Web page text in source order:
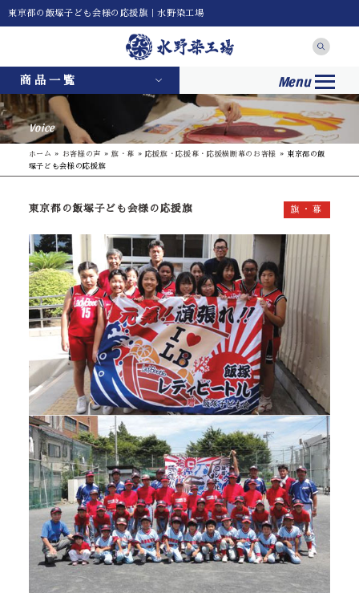
東京都の飯塚子ども会様の応援旗｜水野染工場
商品一覧 Menu
Voice
ホーム » お客様の声 » 旗・幕 » 応援旗・応援幕・応援横断幕のお客様 » 東京都の飯
塚子ども会様の応援旗
東京都の飯塚子ども会様の応援旗 旗・幕